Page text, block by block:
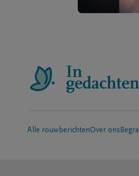
Alle rouwberichtenOver ons